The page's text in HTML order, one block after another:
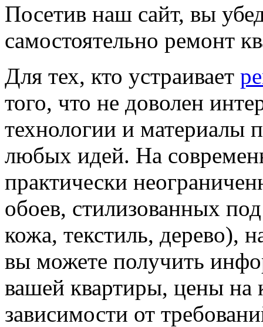
Посетив наш сайт, вы
самостоятельно ремонт
Для тех, кто устраивает
того, что не доволен
технологии и материалы
любых идей. На
практически
обоев, стилизованных
кожа, текстиль, дерево),
вы можете получить
вашей квартиры, цены на
зависимости от